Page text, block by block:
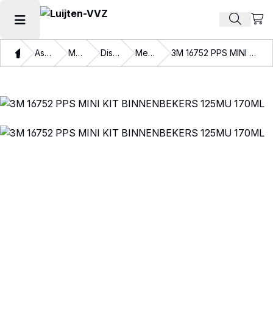
Hoofdmenu openen Zoek
ThuisAssortiment Materialen Disposables Mengbekers 3M 16752 PPS MINI KIT BINNENBEKERS 125MU 170ML